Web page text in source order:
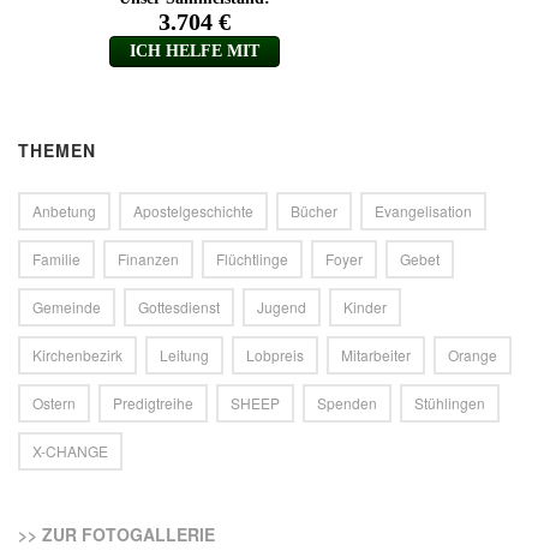
THEMEN
Anbetung Apostelgeschichte Bücher Evangelisation
Familie Finanzen Flüchtlinge Foyer Gebet
Gemeinde Gottesdienst Jugend Kinder
Kirchenbezirk Leitung Lobpreis Mitarbeiter Orange
Ostern Predigtreihe SHEEP Spenden Stühlingen
X-CHANGE
>> ZUR FOTOGALLERIE